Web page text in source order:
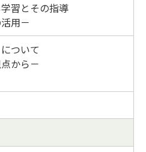
習とその指導
用－
ついて
から－